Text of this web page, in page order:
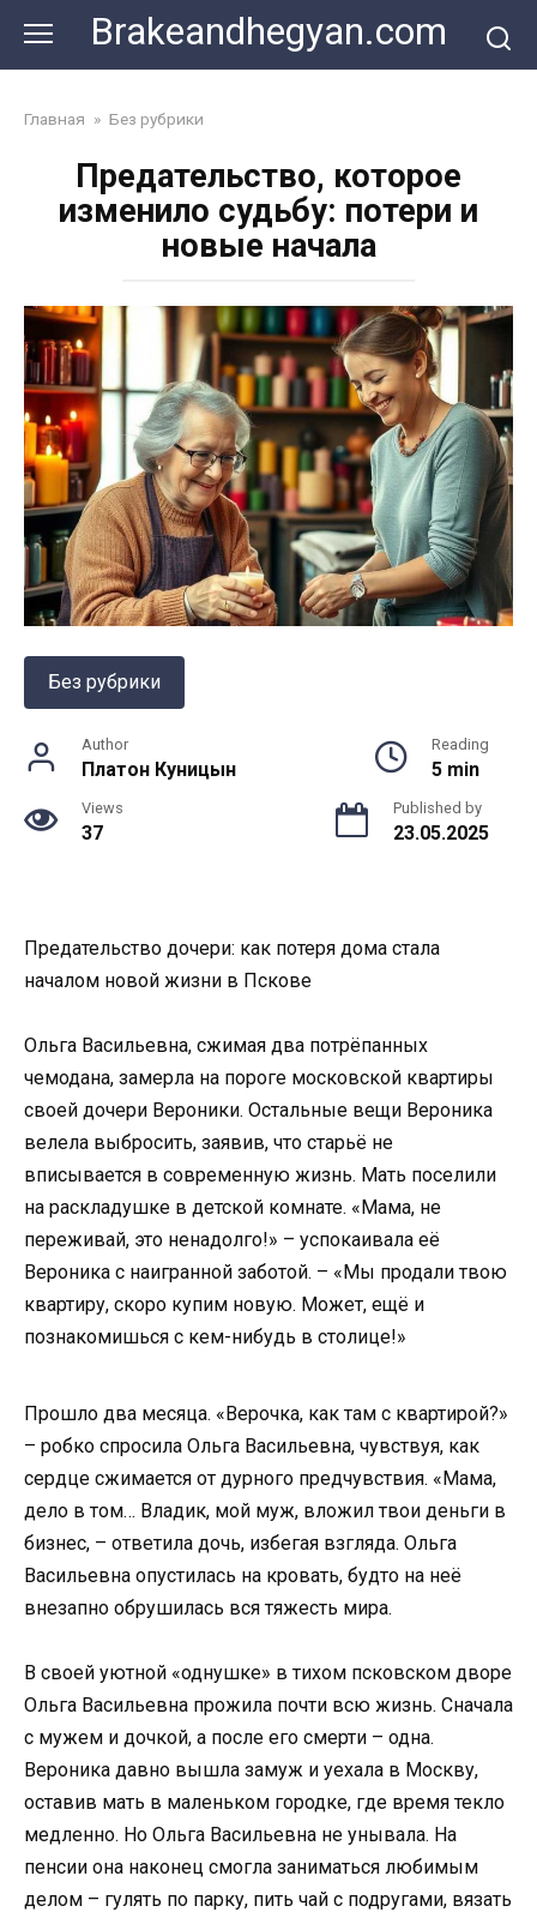
content
Brakeandhegyan.com
Главная » Без рубрики
Предательство, которое
изменило судьбу: потери и
новые начала
Без рубрики
Author
Платон Куницын
Reading
5 min
Views
37
Published by
23.05.2025
Предательство дочери: как потеря дома стала
началом новой жизни в Пскове
Ольга Васильевна, сжимая два потрёпанных
чемодана, замерла на пороге московской квартиры
своей дочери Вероники. Остальные вещи Вероника
велела выбросить, заявив, что старьё не
вписывается в современную жизнь. Мать поселили
на раскладушке в детской комнате. «Мама, не
переживай, это ненадолго!» – успокаивала её
Вероника с наигранной заботой. – «Мы продали твою
квартиру, скоро купим новую. Может, ещё и
познакомишься с кем-нибудь в столице!»
Прошло два месяца. «Верочка, как там с квартирой?»
– робко спросила Ольга Васильевна, чувствуя, как
сердце сжимается от дурного предчувствия. «Мама,
дело в том… Владик, мой муж, вложил твои деньги в
бизнес, – ответила дочь, избегая взгляда. Ольга
Васильевна опустилась на кровать, будто на неё
внезапно обрушилась вся тяжесть мира.
В своей уютной «однушке» в тихом псковском дворе
Ольга Васильевна прожила почти всю жизнь. Сначала
с мужем и дочкой, а после его смерти – одна.
Вероника давно вышла замуж и уехала в Москву,
оставив мать в маленьком городке, где время текло
медленно. Но Ольга Васильевна не унывала. На
пенсии она наконец смогла заниматься любимым
делом – гулять по парку, пить чай с подругами, вязать